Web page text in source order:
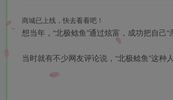
商城已上线，快去看看吧！
想当年，“北极鲶鱼”通过炫富，成功把自己
当时就有不少网友评论说， “北极鲶鱼”这种